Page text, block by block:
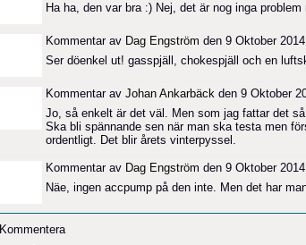
Ha ha, den var bra :) Nej, det är nog inga
Kommentar av Dag Engström den 9 Oktober
Ser döenkel ut! gasspjäll, chokespjäll och en
Kommentar av Johan Ankarbäck den 9 Oktober
Jo, så enkelt är det väl. Men som jag fattar det
Ska bli spännande sen när man ska testa men
ordentligt. Det blir årets vinterpyssel.
Kommentar av Dag Engström den 9 Oktober
Näe, ingen accpump på den inte. Men det har
Kommentera